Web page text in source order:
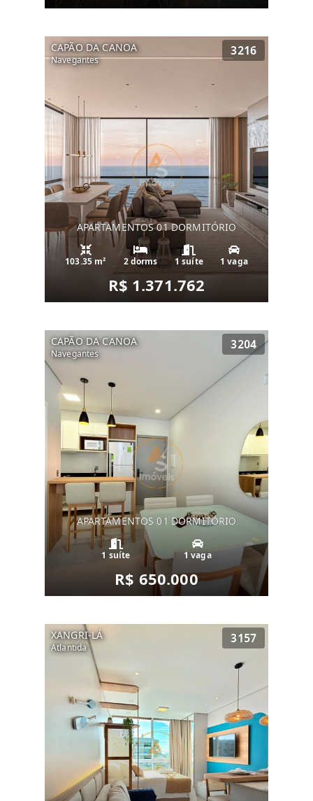
CAPÃO DA CANOA
Navegantes
3216
APARTAMENTOS 01 DORMITÓRIO
103.35 m² 2 dorms 1 suíte 1 vaga
R$ 1.371.762
CAPÃO DA CANOA
Navegantes
3204
APARTAMENTOS 01 DORMITÓRIO
1 suíte 1 vaga
R$ 650.000
XANGRI-LÁ
Atlantida
3157